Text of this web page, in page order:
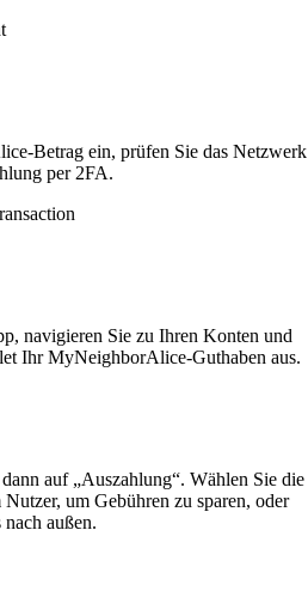
Betrag ein, prüfen Sie das Netzwerk
per 2FA.
navigieren Sie zu Ihren Konten und
Ihr MyNeighborAlice-Guthaben aus.
auf „Auszahlung“. Wählen Sie die
um Gebühren zu sparen, oder
außen.